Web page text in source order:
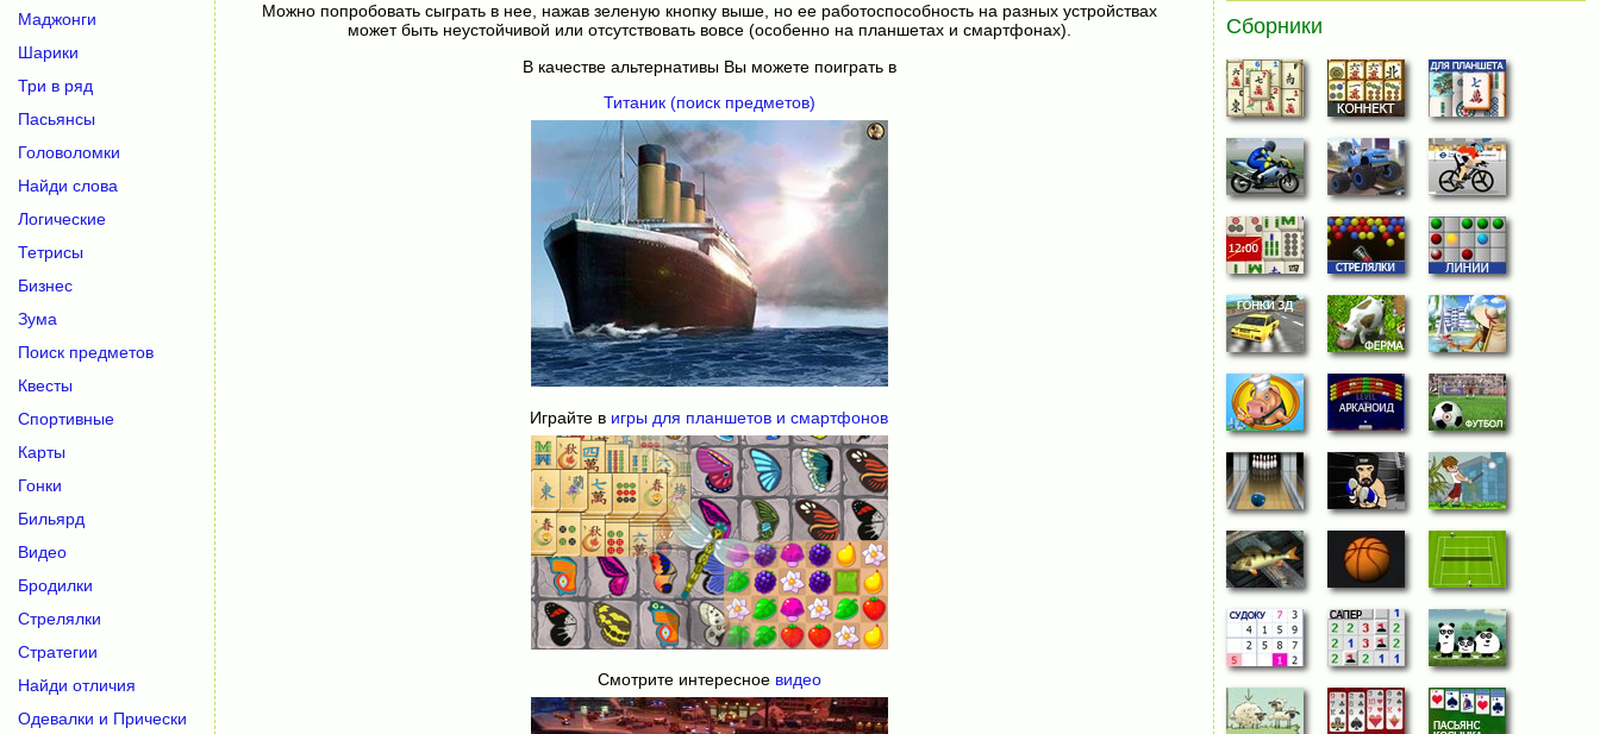
Можно попробовать сыграть в нее, нажав зеленую кнопку выше, но ее работоспособность на разных устройствах
может быть неустойчивой или отсутствовать вовсе (особенно на планшетах и смартфонах).
В качестве альтернативы Вы можете поиграть в
Титаник (поиск предметов)
Играйте в игры для планшетов и смартфонов
Смотрите интересное видео
Маджонги
Шарики
Три в ряд
Пасьянсы
Головоломки
Найди слова
Логические
Тетрисы
Бизнес
Зума
Поиск предметов
Квесты
Спортивные
Карты
Гонки
Бильярд
Видео
Бродилки
Стрелялки
Стратегии
Найди отличия
Одевалки и Прически
Сборники